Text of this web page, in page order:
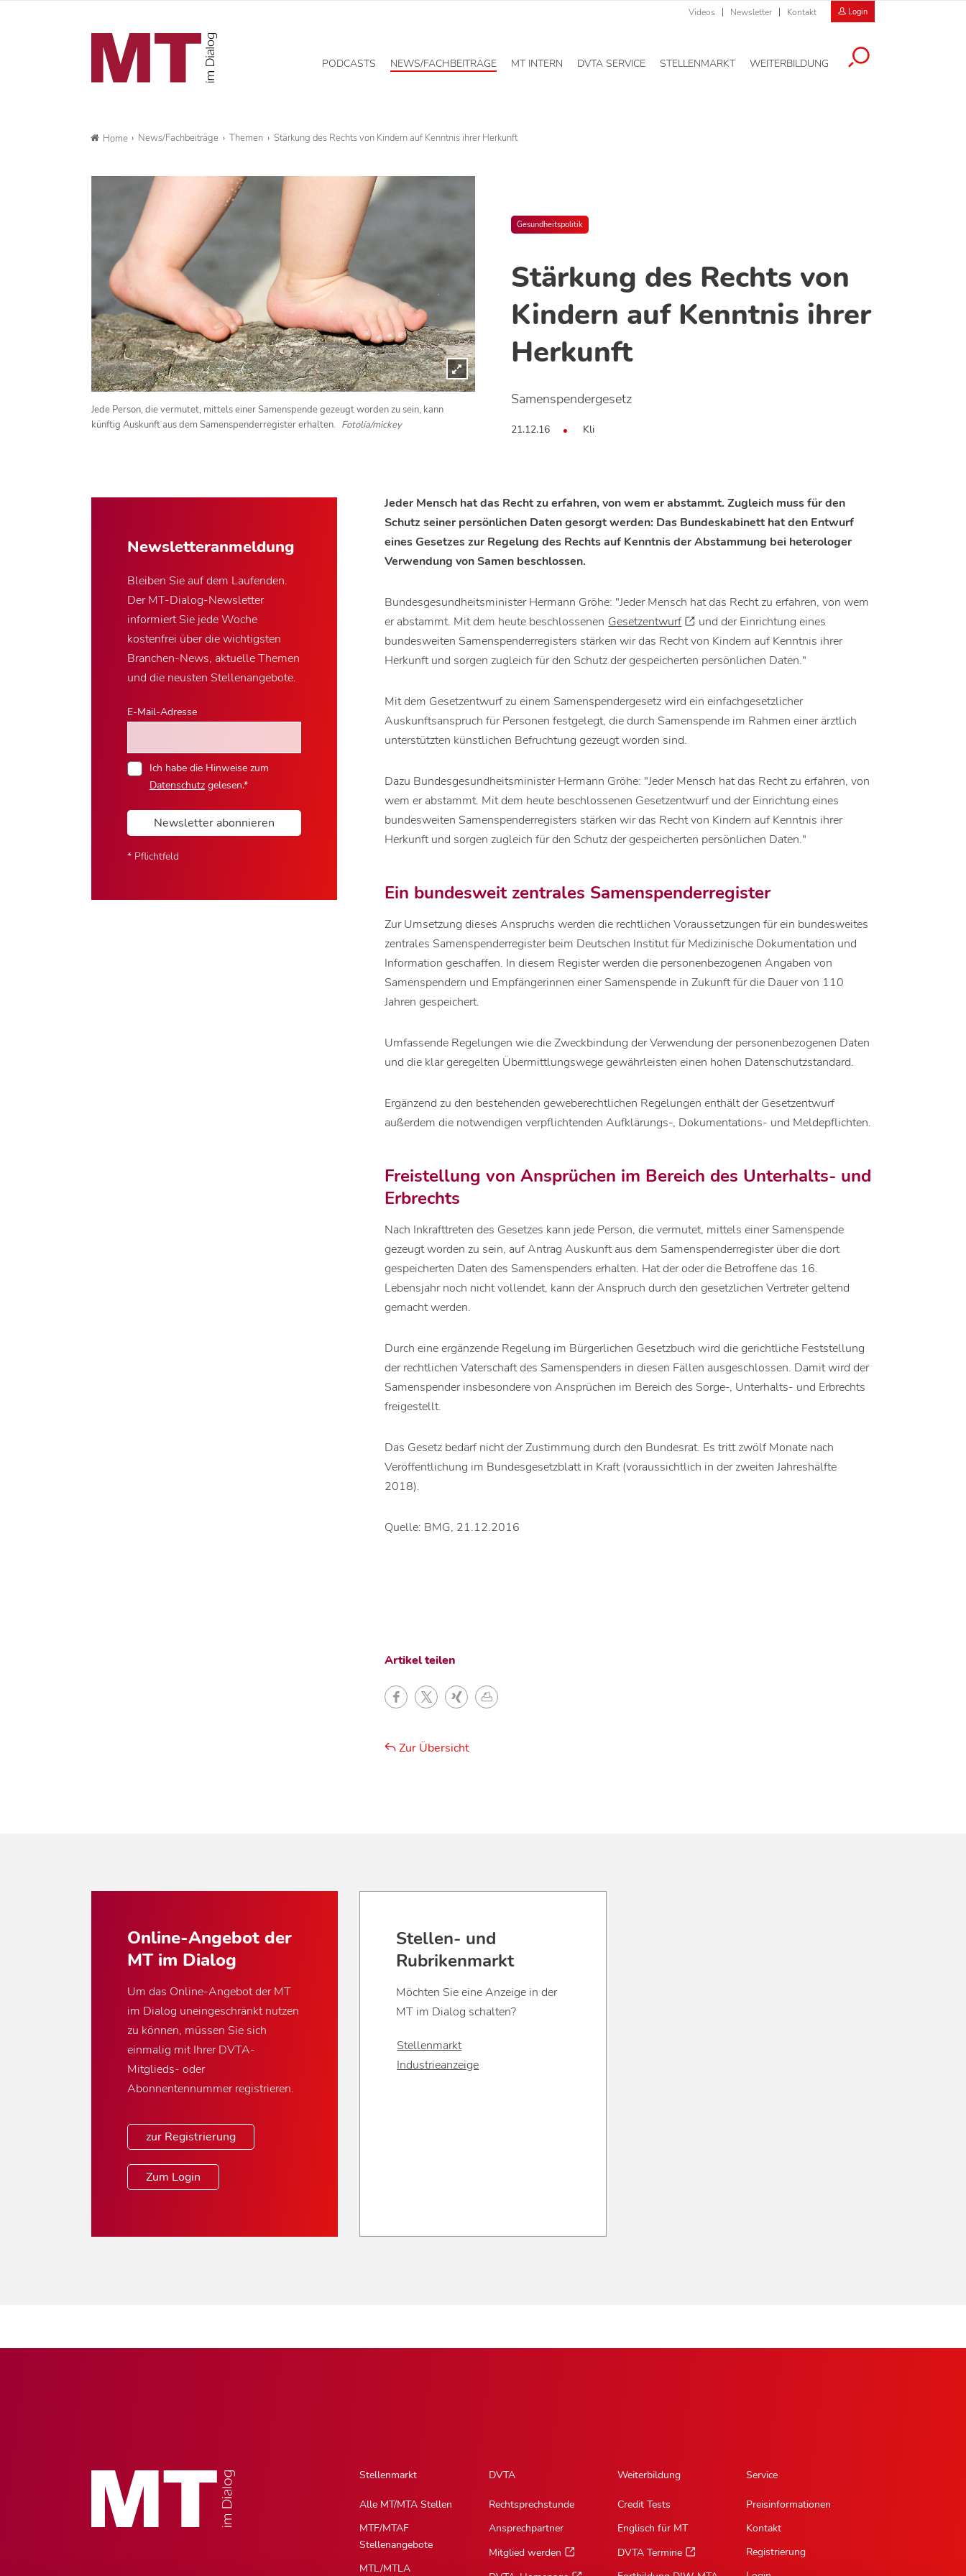
Videos Newsletter Kontakt Login
PODCASTS NEWS/FACHBEITRÄGE MT INTERN DVTA SERVICE STELLENMARKT WEITERBILDUNG
Home News/Fachbeiträge Themen Stärkung des Rechts von Kindern auf Kenntnis ihrer Herkunft
Gesundheitspolitik
Stärkung des Rechts von
Kindern auf Kenntnis ihrer
Herkunft
Samenspendergesetz
21.12.16 Kli
Jede Person, die vermutet, mittels einer Samenspende gezeugt worden zu sein, kann
künftig Auskunft aus dem Samenspenderregister erhalten. Fotolia/mickey
Newsletter­anmeldung
Bleiben Sie auf dem Laufenden.
Der MT-Dialog-Newsletter
informiert Sie jede Woche
kostenfrei über die wichtigsten
Branchen-News, aktuelle Themen
und die neusten Stellenangebote.
E-Mail-Adresse
Ich habe die Hinweise zum
Datenschutzgelesen.*
Newsletter abonnieren
* Pflichtfeld
Jeder Mensch hat das Recht zu erfahren, von wem er abstammt. Zugleich muss für den
Schutz seiner persönlichen Daten gesorgt werden: Das Bundeskabinett hat den Entwurf
eines Gesetzes zur Regelung des Rechts auf Kenntnis der Abstammung bei heterologer
Verwendung von Samen beschlossen.
Bundesgesundheitsminister Hermann Gröhe: "Jeder Mensch hat das Recht zu erfahren, von wem
er abstammt. Mit dem heute beschlossenen Gesetzentwurf
und der Einrichtung eines
bundesweiten Samenspenderregisters stärken wir das Recht von Kindern auf Kenntnis ihrer
Herkunft und sorgen zugleich für den Schutz der gespeicherten persönlichen Daten."
Mit dem Gesetzentwurf zu einem Samenspendergesetz wird ein einfachgesetzlicher
Auskunftsanspruch für Personen festgelegt, die durch Samenspende im Rahmen einer ärztlich
unterstützten künstlichen Befruchtung gezeugt worden sind.
Dazu Bundesgesundheitsminister Hermann Gröhe: "Jeder Mensch hat das Recht zu erfahren, von
wem er abstammt. Mit dem heute beschlossenen Gesetzentwurf und der Einrichtung eines
bundesweiten Samenspenderregisters stärken wir das Recht von Kindern auf Kenntnis ihrer
Herkunft und sorgen zugleich für den Schutz der gespeicherten persönlichen Daten."
Ein bundesweit zentrales Samenspenderregister
Zur Umsetzung dieses Anspruchs werden die rechtlichen Voraussetzungen für ein bundesweites
zentrales Samenspenderregister beim Deutschen Institut für Medizinische Dokumentation und
Information geschaffen. In diesem Register werden die personenbezogenen Angaben von
Samenspendern und Empfängerinnen einer Samenspende in Zukunft für die Dauer von 110
Jahren gespeichert.
Umfassende Regelungen wie die Zweckbindung der Verwendung der personenbezogenen Daten
und die klar geregelten Übermittlungswege gewährleisten einen hohen Datenschutzstandard.
Ergänzend zu den bestehenden geweberechtlichen Regelungen enthält der Gesetzentwurf
außerdem die notwendigen verpflichtenden Aufklärungs-, Dokumentations- und Meldepflichten.
Freistellung von Ansprüchen im Bereich des Unterhalts- und
Erbrechts
Nach Inkrafttreten des Gesetzes kann jede Person, die vermutet, mittels einer Samenspende
gezeugt worden zu sein, auf Antrag Auskunft aus dem Samenspenderregister über die dort
gespeicherten Daten des Samenspenders erhalten. Hat der oder die Betroffene das 16.
Lebensjahr noch nicht vollendet, kann der Anspruch durch den gesetzlichen Vertreter geltend
gemacht werden.
Durch eine ergänzende Regelung im Bürgerlichen Gesetzbuch wird die gerichtliche Feststellung
der rechtlichen Vaterschaft des Samenspenders in diesen Fällen ausgeschlossen. Damit wird der
Samenspender insbesondere von Ansprüchen im Bereich des Sorge-, Unterhalts- und Erbrechts
freigestellt.
Das Gesetz bedarf nicht der Zustimmung durch den Bundesrat. Es tritt zwölf Monate nach
Veröffentlichung im Bundesgesetzblatt in Kraft (voraussichtlich in der zweiten Jahreshälfte
2018).
Quelle: BMG, 21.12.2016
Artikel teilen
Zur Übersicht
Online-Angebot der
MT im Dialog
Um das Online-Angebot der MT
im Dialog uneingeschränkt nutzen
zu können, müssen Sie sich
einmalig mit Ihrer DVTA-
Mitglieds- oder
Abonnentennummer registrieren.
zur Registrierung
Zum Login
Stellen- und
Rubrikenmarkt
Möchten Sie eine Anzeige in der
MT im Dialog schalten?
Stellenmarkt
Industrieanzeige
Stellenmarkt
Alle MT/MTA Stellen
MTF/MTAF
Stellenangebote
MTL/MTLA
DVTA
Rechtsprechstunde
Ansprechpartner
Mitglied werden
Weiterbildung
Credit Tests
Englisch für MT
DVTA Termine
Service
Preisinformationen
Kontakt
Registrierung